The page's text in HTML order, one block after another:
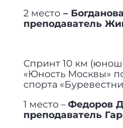
2 место –
преподаватель
Спринт 10 км
«Юность Москвы»
спорта
1 место –Федоров
преподаватель